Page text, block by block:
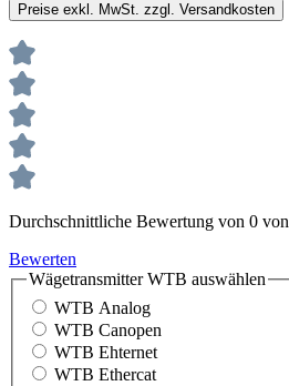
Preise exkl. MwSt. zzgl. Versandkosten
Durchschnittliche Bewertung von 0
Bewerten
Wägetransmitter WTB auswählen
WTB Analog
WTB Canopen
WTB Ehternet
WTB Ethercat